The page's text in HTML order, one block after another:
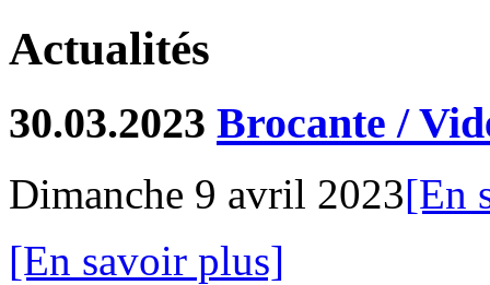
Actualités
30.03.2023 Brocante /
Dimanche 9 avril 2023[En
[En savoir plus]